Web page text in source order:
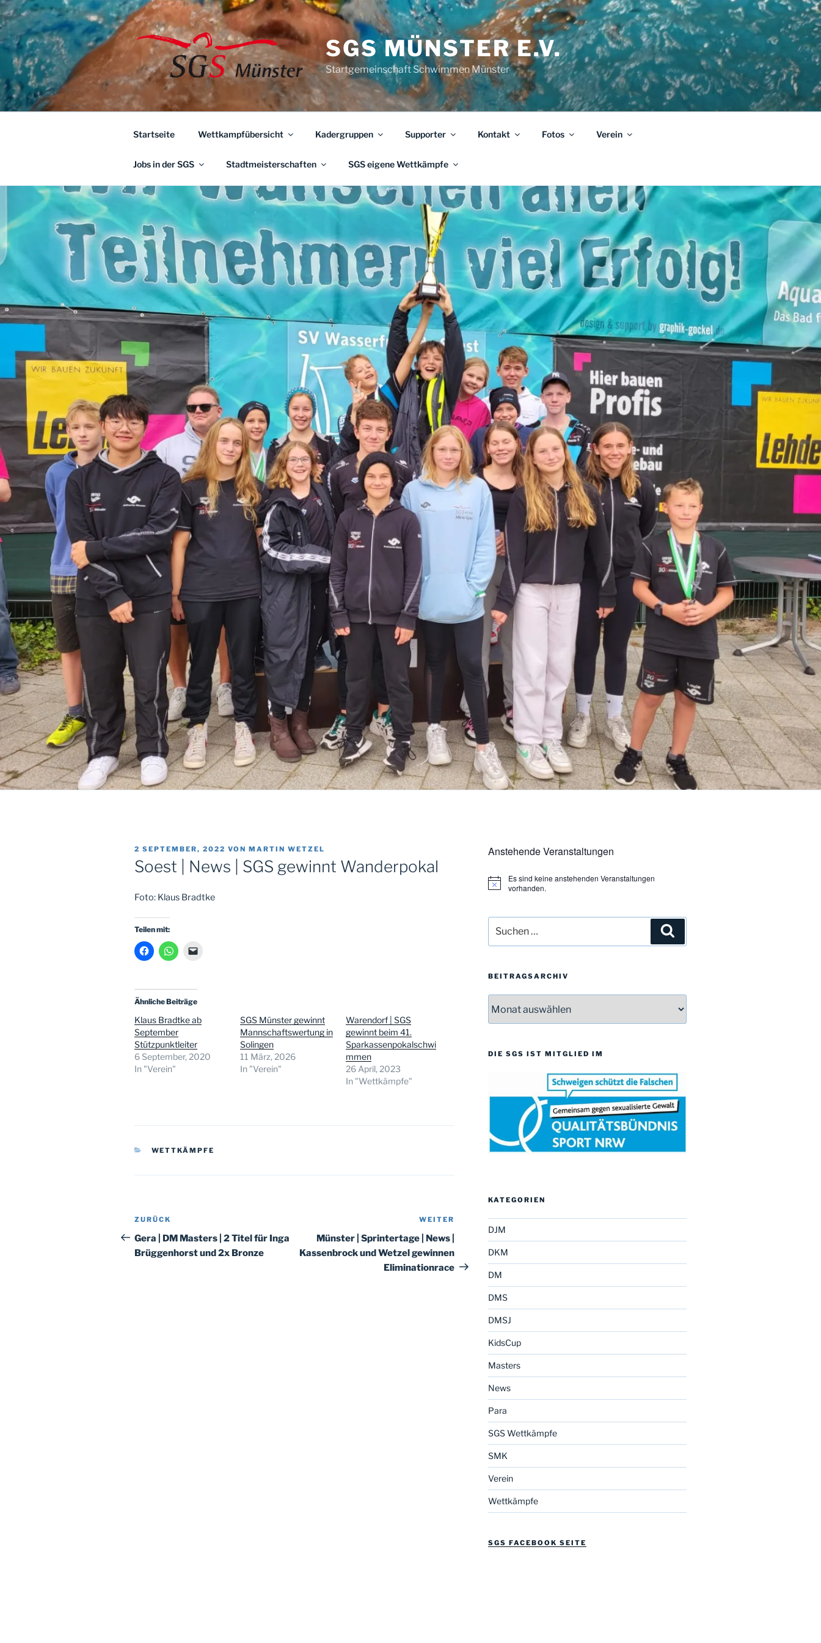
Zum
Inhalt
springen
SGS MÜNSTER E.V.
Startgemeinschaft Schwimmen Münster
Startseite Wettkampfübersicht Kadergruppen Supporter Kontakt Fotos Verein
Jobs in der SGS Stadtmeisterschaften SGS eigene Wettkämpfe
VERÖFFENTLICHT
AM
2 SEPTEMBER, 2022 VON MARTIN WETZEL
Soest | News | SGS gewinnt Wanderpokal
Foto: Klaus Bradtke
Teilen mit:
Ähnliche Beiträge
Klaus Bradtke ab
September
Stützpunktleiter
6 September, 2020
In "Verein"
SGS Münster gewinnt
Mannschaftswertung in
Solingen
11 März, 2026
In "Verein"
Warendorf | SGS
gewinnt beim 41.
Sparkassenpokalschwi
mmen
26 April, 2023
In "Wettkämpfe"
KATEGORIEN
WETTKÄMPFE
Beitragsnavigation
Vorheriger
Beitrag
ZURÜCK
Gera | DM Masters | 2 Titel für Inga
Brüggenhorst und 2x Bronze
Nächster
Beitrag
WEITER
Münster | Sprintertage | News |
Kassenbrock und Wetzel gewinnen
Eliminationrace
Anstehende Veranstaltungen
H
w
s
Es sind keine anstehenden Veranstaltungen
vorhanden.
nach:
BEITRAGSARCHIV
DIE SGS IST MITGLIED IM
KATEGORIEN
DJM
DKM
DM
DMS
DMSJ
KidsCup
Masters
News
Para
SGS Wettkämpfe
SMK
Verein
Wettkämpfe
SGS FACEBOOK SEITE